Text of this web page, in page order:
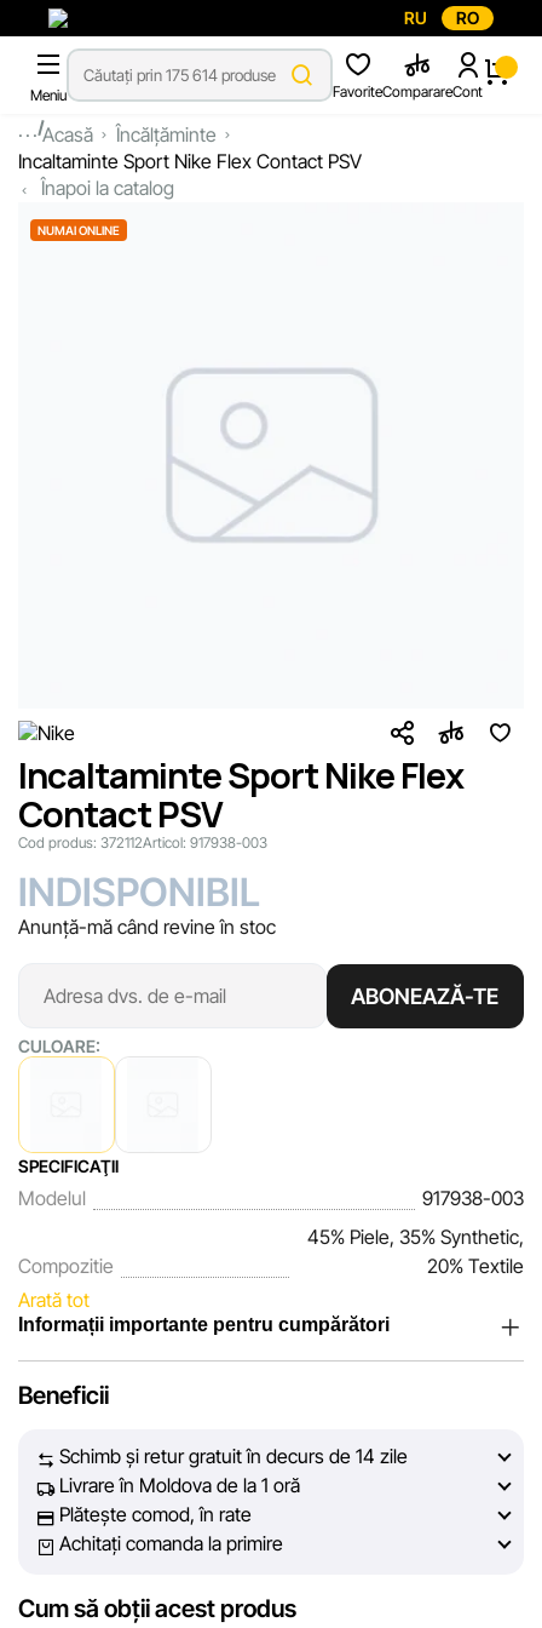
RU RO
Meniu FavoriteComparareCont
...Acasă
Încălțăminte
Incaltaminte Sport Nike Flex Contact PSV
Înapoi la catalog
NUMAI ONLINE
Incaltaminte Sport Nike Flex
Contact PSV
Cod produs: 372112Articol: 917938-003
INDISPONIBIL
Anunță-mă când revine în stoc
ABONEAZĂ-TE
CULOARE:
SPECIFICAŢII
Modelul 917938-003
Compozitie
45% Piele, 35% Synthetic,
20% Textile
Arată tot
Informații importante pentru cumpărători
încrederea clienților noștri. În fiecare zi depunem eforturi
prezentate pe site să fie cât mai complete, obiective și
actuale. Scopul nostru este să vă oferim informații corecte și
veridice, pentru ca dvs. să puteți lua cea mai bună decizie
de cumpărare.
Cu toate acestea, în ciuda controlului constant, Sportlandia
Beneficii
Schimb și retur gratuit în decurs de 14 zile
Livrare în Moldova de la 1 oră
Plătește comod, în rate
Achitați comanda la primire
Cum să obții acest produs